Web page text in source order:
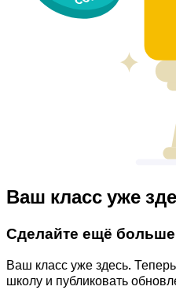
Ваш класс уже
Сделайте ещё больше
Ваш класс уже здесь.
школу и публиковать